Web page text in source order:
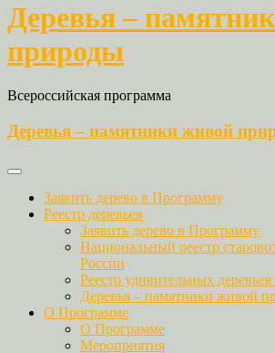
Деревья –
природы
Всероссийская программа
Деревья – памятники живой
Заявить дерево в Программу
Реестр деревьев
Заявить дерево в Программу
Национальный реестр
России
Реестр удивительных
Деревья – памятники живой
О Программе
О Программе
Мероприятия